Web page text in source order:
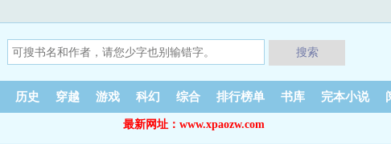
搜索
历史 穿越 游戏 科幻 综合 排行榜单 书库 完本小说
最新网址：www.xpaozw.com